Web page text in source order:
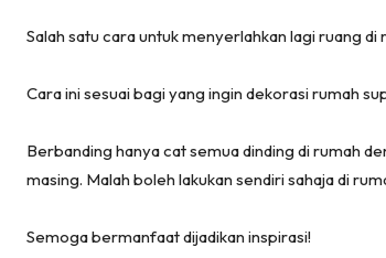
Salah satu cara untuk menyerlahkan lagi ruang
Cara ini sesuai bagi yang ingin dekorasi rumah
Berbanding hanya cat semua dinding di rumah
masing. Malah boleh lakukan sendiri sahaja di
Semoga bermanfaat dijadikan inspirasi!